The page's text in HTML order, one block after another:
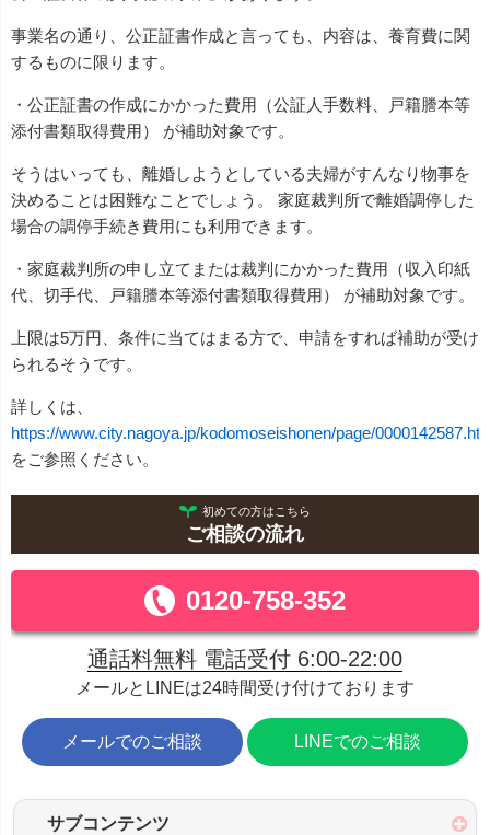
事業名の通り、公正証書作成と言っても、内容は、養育費に関
するものに限ります。
・公正証書の作成にかかった費用（公証人手数料、戸籍謄本等
添付書類取得費用） が補助対象です。
そうはいっても、離婚しようとしている夫婦がすんなり物事を
決めることは困難なことでしょう。 家庭裁判所で離婚調停した
場合の調停手続き費用にも利用できます。
・家庭裁判所の申し立てまたは裁判にかかった費用（収入印紙
代、切手代、戸籍謄本等添付書類取得費用） が補助対象です。
上限は5万円、条件に当てはまる方で、申請をすれば補助が受け
られるそうです。
詳しくは、
https://www.city.nagoya.jp/kodomoseishonen/page/
をご参照ください。
初めての方はこちら
ご相談の流れ
0120-758-352
通話料無料 電話受付 6:00-22:00
メールとLINEは24時間受け付けております
メールでのご相談 LINEでのご相談
サブコンテンツ